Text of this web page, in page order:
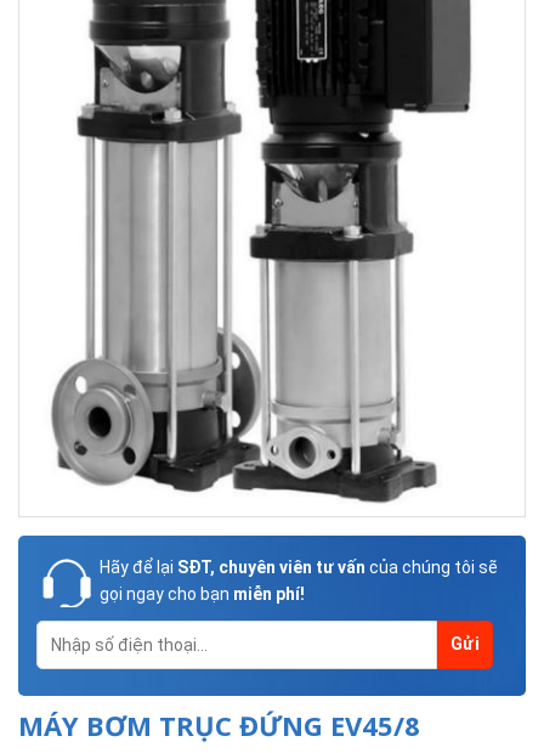
Hãy để lại SĐT, chuyên viên tư vấn của chúng tôi sẽ
gọi ngay cho bạn miễn phí!
MÁY BƠM TRỤC ĐỨNG EV45/8